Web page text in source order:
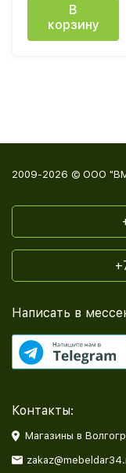
В
корзину
2009-2026 © ООО
Написать в
Контакты:
Магазины в